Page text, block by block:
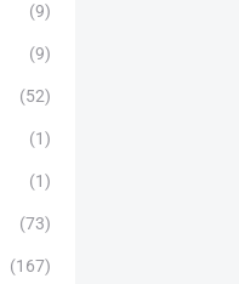
(9)
(9)
(52)
(1)
(1)
(73)
(167)